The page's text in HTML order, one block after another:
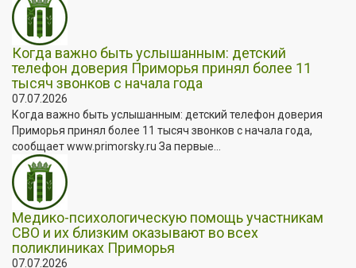
Когда важно быть услышанным: детский
телефон доверия Приморья принял более 11
тысяч звонков с начала года
07.07.2026
Когда важно быть услышанным: детский телефон доверия
Приморья принял более 11 тысяч звонков с начала года,
сообщает www.primorsky.ru За первые...
Медико-психологическую помощь участникам
СВО и их близким оказывают во всех
поликлиниках Приморья
07.07.2026